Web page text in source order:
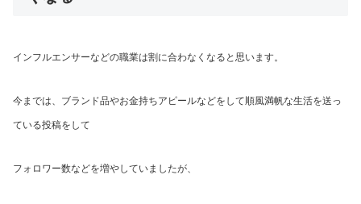
インフルエンサーなどの職業は割に合わなくなると思います。
今までは、ブランド品やお金持ちアピールなどをして順風満帆な生活を送っ
ている投稿をして
フォロワー数などを増やしていましたが、